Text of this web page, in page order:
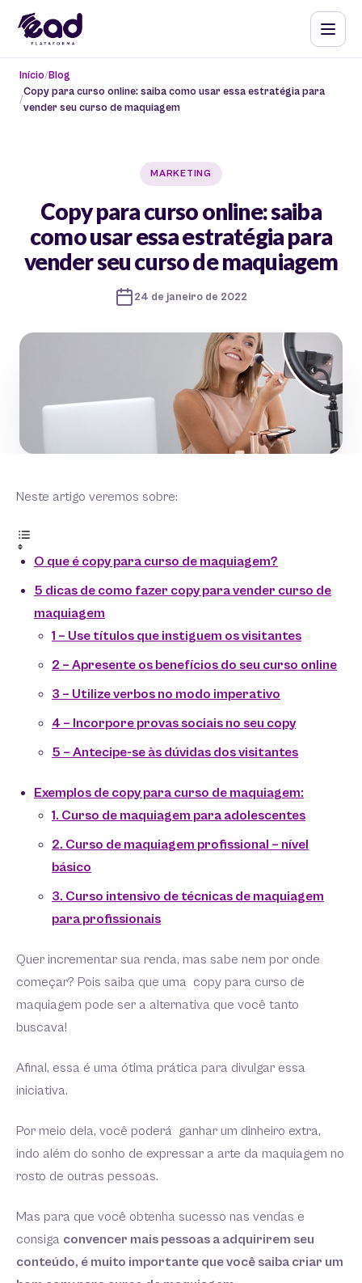
Início Blog
Copy para curso online: saiba como usar essa estratégia para
vender seu curso de maquiagem
MARKETING
Copy para curso online: saiba
como usar essa estratégia para
vender seu curso de maquiagem
24 de janeiro de 2022
Neste artigo veremos sobre:
O que é copy para curso de maquiagem?
5 dicas de como fazer copy para vender curso de
maquiagem
1 – Use títulos que instiguem os visitantes
2 – Apresente os benefícios do seu curso online
3 – Utilize verbos no modo imperativo
4 – Incorpore provas sociais no seu copy
5 – Antecipe-se às dúvidas dos visitantes
Exemplos de copy para curso de maquiagem:
1. Curso de maquiagem para adolescentes
2. Curso de maquiagem profissional – nível
básico
3. Curso intensivo de técnicas de maquiagem
para profissionais
Quer incrementar sua renda, mas sabe nem por onde
começar? Pois saiba que uma copy para curso de
maquiagem pode ser a alternativa que você tanto
buscava!
Afinal, essa é uma ótima prática para divulgar essa
iniciativa.
Por meio dela, você poderá ganhar um dinheiro extra,
indo além do sonho de expressar a arte da maquiagem no
rosto de outras pessoas.
Mas para que você obtenha sucesso nas vendas e
consiga convencer mais pessoas a adquirirem seu
conteúdo, é muito importante que você saiba criar um